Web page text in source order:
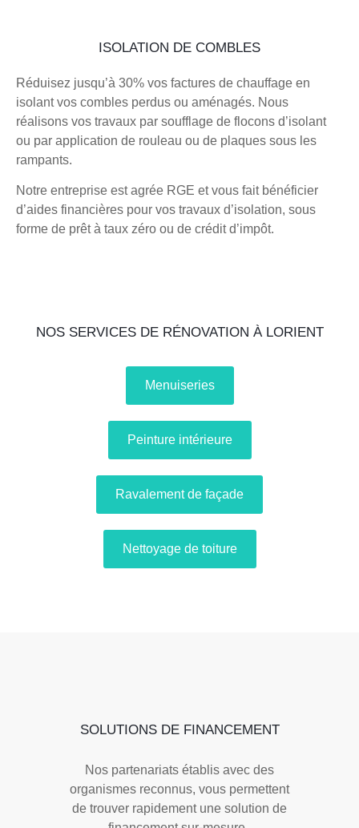
ISOLATION DE COMBLES
Réduisez jusqu’à 30% vos factures de chauffage en
isolant vos combles perdus ou aménagés. Nous
réalisons vos travaux par soufflage de flocons d’isolant
ou par application de rouleau ou de plaques sous les
rampants.
Notre entreprise est agrée RGE et vous fait bénéficier
d’aides financières pour vos travaux d’isolation, sous
forme de prêt à taux zéro ou de crédit d’impôt.
NOS SERVICES DE RÉNOVATION À LORIENT
Menuiseries
Peinture intérieure
Ravalement de façade
Nettoyage de toiture
SOLUTIONS DE FINANCEMENT
Nos partenariats établis avec des
organismes reconnus, vous permettent
de trouver rapidement une solution de